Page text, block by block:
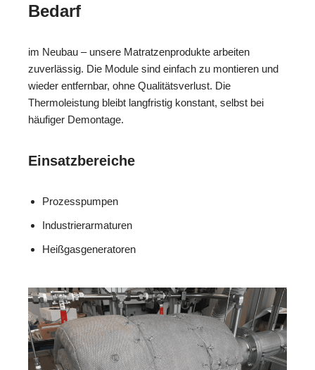
Bedarf
im Neubau – unsere Matratzenprodukte arbeiten
zuverlässig. Die Module sind einfach zu montieren und
wieder entfernbar, ohne Qualitätsverlust. Die
Thermoleistung bleibt langfristig konstant, selbst bei
häufiger Demontage.
Einsatzbereiche
Prozesspumpen
Industrierarmaturen
Heißgasgeneratoren